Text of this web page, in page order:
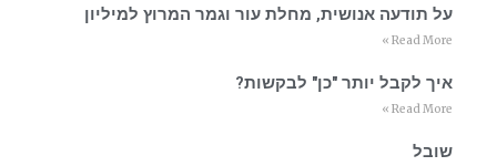
על תודעה אנושית, מחלת עור וגמר המרוץ למיליון
Read More »
איך לקבל יותר "כן" לבקשות?
Read More »
שובל